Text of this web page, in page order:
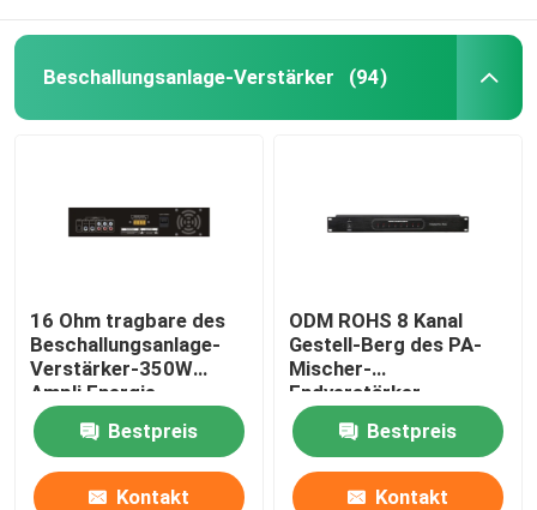
Beschallungsanlage-Verstärker (94)
16 Ohm tragbare des
Beschallungsanlage-
Verstärker-350W
Ampli Energie-
Tonanlage-
Bestpreis
Kontakt
ODM ROHS 8 Kanal
Gestell-Berg des PA-
Mischer-
Endverstärker-
Energie-Sequenzer-
19in
Bestpreis
Kontakt